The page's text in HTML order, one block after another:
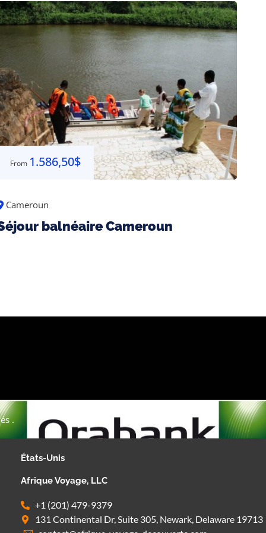
From 1.586,50$
Cameroun
balnéaire Cameroun
.
États-Unis
Afrique Voyage, LLC
+1 (201) 479-9379
131 Continental Dr, Suite 305, Newark, Delaware 19713